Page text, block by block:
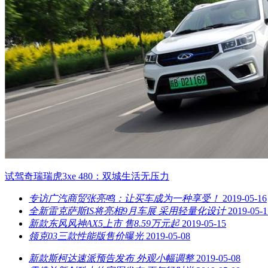
试驾奇瑞瑞虎3xe 480：双城生活无压力
专访广汽商贸张亮鸣：让买车成为一种享受！ 2019-05-16
全新雷克萨斯IS将亮相9月车展 采用轻量化设计 2019-05-
新款东风风神AX5上市 售8.59万元起 2019-05-15
领克03三款性能版售价曝光 2019-05-08
新款斯柯达速派预告发布 外观小幅调整 2019-05-08